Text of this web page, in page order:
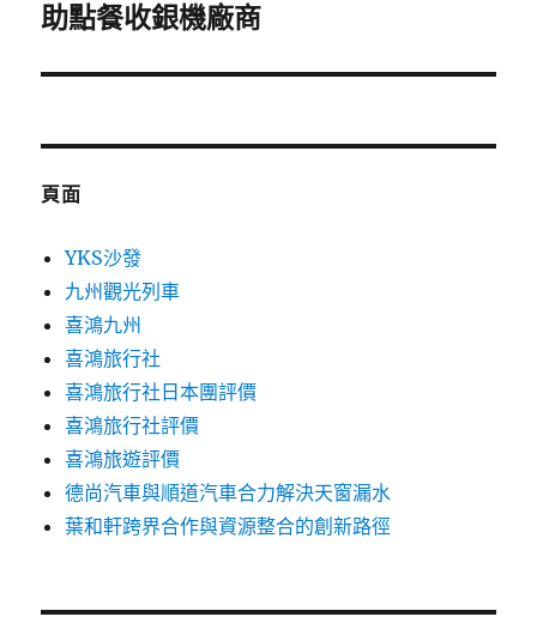
一
文
助點餐收銀機廠商
頁面
YKS沙發
九州觀光列車
喜鴻九州
喜鴻旅行社
喜鴻旅行社日本團評價
喜鴻旅行社評價
喜鴻旅遊評價
德尚汽車與順道汽車合力解決天窗漏水
葉和軒跨界合作與資源整合的創新路徑